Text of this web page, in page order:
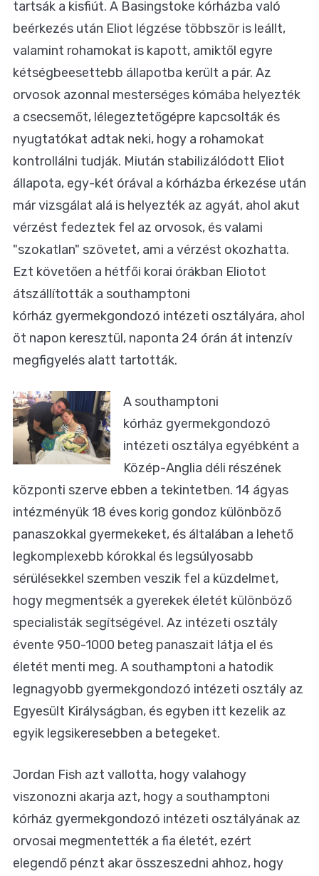
tartsák a kisfiút. A Basingstoke kórházba való
beérkezés után Eliot légzése többször is leállt,
valamint rohamokat is kapott, amiktől egyre
kétségbeesettebb állapotba került a pár. Az
orvosok azonnal mesterséges kómába helyezték
a csecsemőt, lélegeztetőgépre kapcsolták és
nyugtatókat adtak neki, hogy a rohamokat
kontrollálni tudják. Miután stabilizálódott Eliot
állapota, egy-két órával a kórházba érkezése után
már vizsgálat alá is helyezték az agyát, ahol akut
vérzést fedeztek fel az orvosok, és valami
"szokatlan" szövetet, ami a vérzést okozhatta.
Ezt követően a hétfői korai órákban Eliotot
átszállították a southamptoni
kórház gyermekgondozó intézeti osztályára, ahol
öt napon keresztül, naponta 24 órán át intenzív
megfigyelés alatt tartották.
A southamptoni
kórház gyermekgondozó
intézeti osztálya egyébként a
Közép-Anglia déli részének
központi szerve ebben a tekintetben. 14 ágyas
intézményük 18 éves korig gondoz különböző
panaszokkal gyermekeket, és általában a lehető
legkomplexebb kórokkal és legsúlyosabb
sérülésekkel szemben veszik fel a küzdelmet,
hogy megmentsék a gyerekek életét különböző
specialisták segítségével. Az intézeti osztály
évente 950-1000 beteg panaszait látja el és
életét menti meg. A southamptoni a hatodik
legnagyobb gyermekgondozó intézeti osztály az
Egyesült Királyságban, és egyben itt kezelik az
egyik legsikeresebben a betegeket.
Jordan Fish azt vallotta, hogy valahogy
viszonozni akarja azt, hogy a southamptoni
kórház gyermekgondozó intézeti osztályának az
orvosai megmentették a fia életét, ezért
elegendő pénzt akar összeszedni ahhoz, hogy